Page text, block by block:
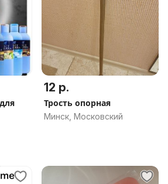
12 р.
Трость опорная
Минск, Московский